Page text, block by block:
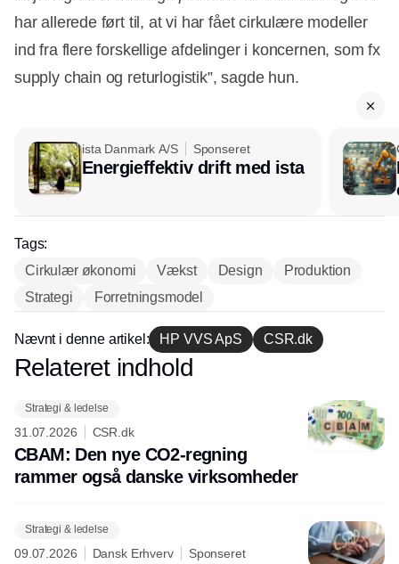
har allerede ført til, at vi har fået cirkulære modeller
ind fra flere forskellige afdelinger i koncernen, som fx
supply chain og returlogistik”, sagde hun.
ista Danmark A/S Sponseret
Energieffektiv drift med ista
Tags:
Cirkulær økonomi
Vækst Design
Produktion
Strategi
Forretningsmodel
Nævnt i denne artikel: HP VVS ApS CSR.dk
Annonce
Relateret indhold
Strategi & ledelse
31.07.2026 CSR.dk
CBAM: Den nye CO2-regning
rammer også danske virksomheder
Strategi & ledelse
09.07.2026 Dansk Erhverv Sponseret